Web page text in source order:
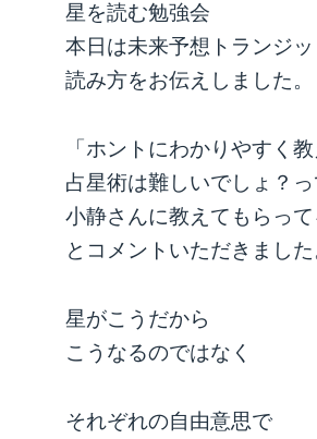
bo
ok
tte
r
en
a
星を読む勉強会
本日は未来予想トランジ
読み方をお伝えしました。
「ホントにわかりやすく
占星術は難しいでしょ？
小静さんに教えてもらっ
とコメントいただきました
星がこうだから
こうなるのではなく
それぞれの自由意思で